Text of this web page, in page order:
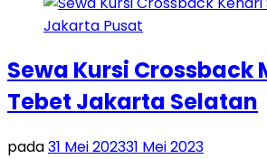
Sewa Kursi
Tebet Jakarta Selatan
pada31 Mei 202331 Mei 2023